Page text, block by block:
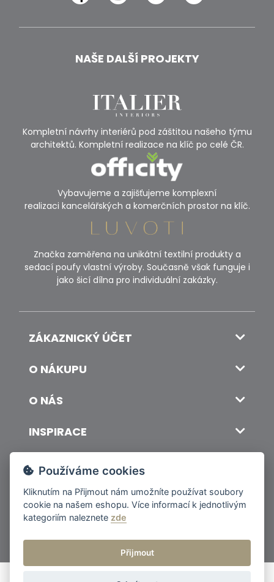
NAŠE DALŠÍ PROJEKTY
Kompletní návrhy interiérů pod záštitou našeho týmu
architektů. Kompletní realizace na klíč po celé ČR.
Vybavujeme a zajišťujeme komplexní
realizaci kancelářských a komerčních prostor na klíč.
Značka zaměřena na unikátní textilní produkty a
sedací poufy vlastní výroby. Současně však funguje i
jako šicí dílna pro individuální zakázky.
ZÁKAZNICKÝ ÚČET
O NÁKUPU
O NÁS
INSPIRACE
DOPRAVA A PLATBA
© 2026 ITALSKY INTERIER s.r.o. Vytvořilo INIZIO Internet Media s.r.o.|
nastavení cookies
Používáme cookies
Kliknutím na Přijmout nám umožníte používat soubory
cookie na našem eshopu. Více informací k jednotlivým
kategoriím naleznete zde
Přijmout